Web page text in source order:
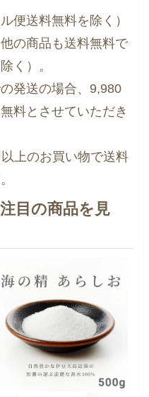
便送料無料を除く）
の商品も送料無料で
く）。
発送の場合、9,980
料とさせていただき
上のお買い物で送料
目の商品を見